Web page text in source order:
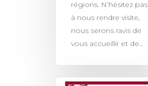
régions. N’hésitez pas
à nous rendre visite,
nous serons ravis de
vous accueillir et de…